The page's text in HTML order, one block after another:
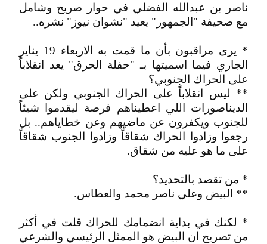
ناصر بن عبدالله الفضلي في حوار صريح وشامل
مع صحيفة "الجمهور" يعيد "نشوان نيوز" نشره..
* يرى مراقبون بأن ما قمت به الاربعاء 19 يناير
الجاري فيما اسميتها بـ "حفلة الحرق" يعد انقلاباً
على الحراك الجنوبي؟
** ليس انقلاباً على الحراك الجنوبي ولكن على
الديناصورات اللي اعطيناهم فرصة ليقدموا شيئاً
للجنوب ويكفرون عن ماضيهم وعن خطاياهم.. بل
رجعوا وزادوا الحراك شقاقاً وزادوا الجنوب شقاقاً
على ما هو عليه من شقاق.
* من تقصد بالتحديد؟
** البيض وعلي ناصر محمد والعطاس.
* لكنك في بداية انضمامك للحراك قلت في أكثر
من تصريح ان البيض هو الممثل الرئيسي والشرعي